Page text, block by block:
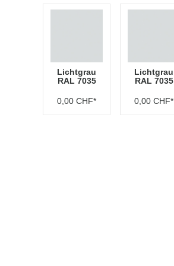
Lichtgrau
RAL 7035
0,00 CHF*
Lichtgrau
RAL 7035
0,00 CHF*